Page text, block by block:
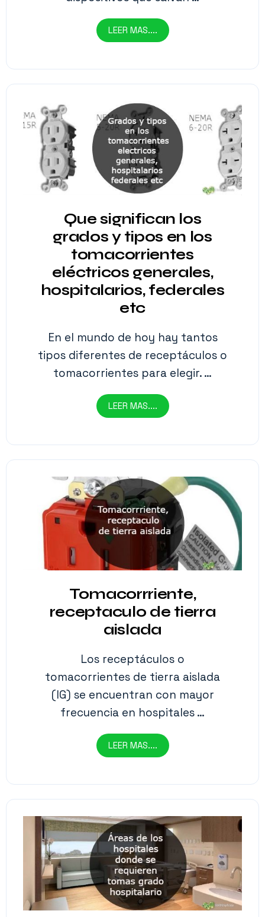
LEER MAS....
Que significan los
grados y tipos en los
tomacorrientes
eléctricos generales,
hospitalarios, federales
etc
En el mundo de hoy hay tantos
tipos diferentes de receptáculos o
tomacorrientes para elegir. …
LEER MAS....
Tomacorrriente,
receptaculo de tierra
aislada
Los receptáculos o
tomacorrientes de tierra aislada
(IG) se encuentran con mayor
frecuencia en hospitales …
LEER MAS....